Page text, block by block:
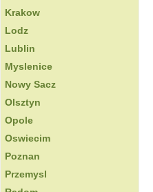
Krakow
Lodz
Lublin
Myslenice
Nowy Sacz
Olsztyn
Opole
Oswiecim
Poznan
Przemysl